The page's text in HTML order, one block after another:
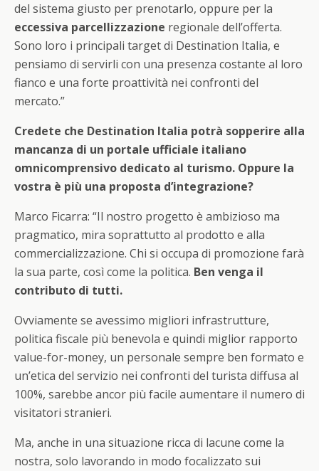
del sistema giusto per prenotarlo, oppure per la
eccessiva parcellizzazione regionale dell’offerta.
Sono loro i principali target di Destination Italia, e
pensiamo di servirli con una presenza costante al loro
fianco e una forte proattività nei confronti del
mercato.”
Credete che Destination Italia potrà sopperire alla
mancanza di un portale ufficiale italiano
omnicomprensivo dedicato al turismo. Oppure la
vostra è più una proposta d’integrazione?
Marco Ficarra: “Il nostro progetto è ambizioso ma
pragmatico, mira soprattutto al prodotto e alla
commercializzazione. Chi si occupa di promozione farà
la sua parte, così come la politica. Ben venga il
contributo di tutti.
Ovviamente se avessimo migliori infrastrutture,
politica fiscale più benevola e quindi miglior rapporto
value-for-money, un personale sempre ben formato e
un’etica del servizio nei confronti del turista diffusa al
100%, sarebbe ancor più facile aumentare il numero di
visitatori stranieri.
Ma, anche in una situazione ricca di lacune come la
nostra, solo lavorando in modo focalizzato sui